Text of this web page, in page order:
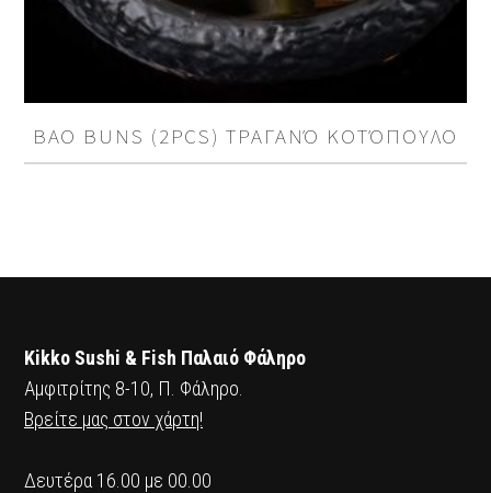
BAO BUNS (2PCS) ΤΡΑΓΑΝΌ ΚΟΤΌΠΟΥΛΟ
Kikko Sushi & Fish Παλαιό Φάληρο
Αμφιτρίτης 8-10, Π. Φάληρο.
Βρείτε μας στον χάρτη!
Δευτέρα 16.00 με 00.00